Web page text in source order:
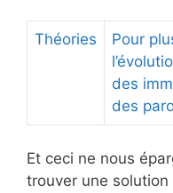
Théories
Pour
des
des
Et ceci ne nous
trouver une